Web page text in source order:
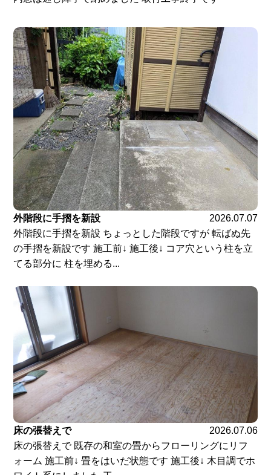
外階段に手摺を新設
2026.07.07
外階段に手摺を新設 ちょっとした階段ですが 転ばぬ先
の手摺を新設です 施工前↓ 施工後↓ コア穴という柱を立
てる部分に 柱を埋める...
床の張替えで
2026.07.06
床の張替えで 既存の和室の畳からフローリングにリフ
ォーム 施工前↓ 畳をはいだ状態です 施工後↓ 木目調でホ